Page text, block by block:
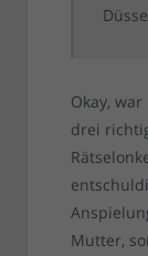
Okay,
drei
Mutter,